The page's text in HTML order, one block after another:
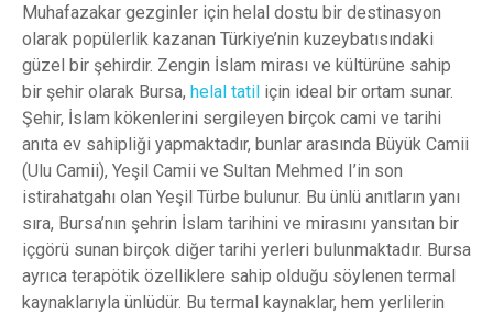
Muhafazakar gezginler için helal dostu bir destinasyon
olarak popülerlik kazanan Türkiye’nin kuzeybatısındaki
güzel bir şehirdir. Zengin İslam mirası ve kültürüne sahip
bir şehir olarak Bursa, helal tatil için ideal bir ortam sunar.
Şehir, İslam kökenlerini sergileyen birçok cami ve tarihi
anıta ev sahipliği yapmaktadır, bunlar arasında Büyük Camii
(Ulu Camii), Yeşil Camii ve Sultan Mehmed I’in son
istirahatgahı olan Yeşil Türbe bulunur. Bu ünlü anıtların yanı
sıra, Bursa’nın şehrin İslam tarihini ve mirasını yansıtan bir
içgörü sunan birçok diğer tarihi yerleri bulunmaktadır. Bursa
ayrıca terapötik özelliklere sahip olduğu söylenen termal
kaynaklarıyla ünlüdür. Bu termal kaynaklar, hem yerlilerin